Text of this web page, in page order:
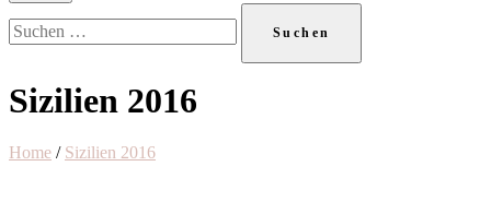
Suchen
nach:
Sizilien 2016
Home / Sizilien 2016